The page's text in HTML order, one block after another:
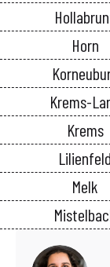
Horn
Krems-
Krems
Lilienfeld
Melk